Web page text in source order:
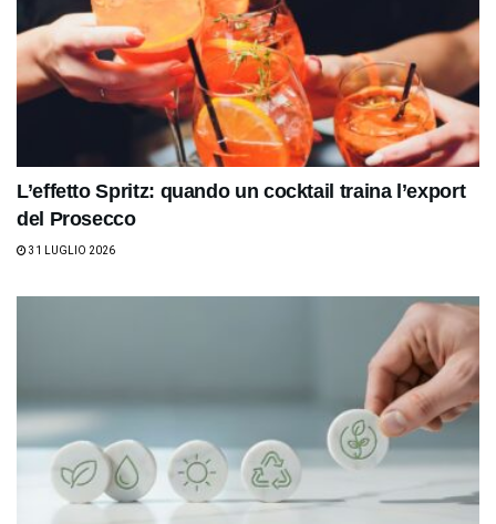
L’effetto Spritz: quando un cocktail traina l’export
del Prosecco
31 LUGLIO 2026